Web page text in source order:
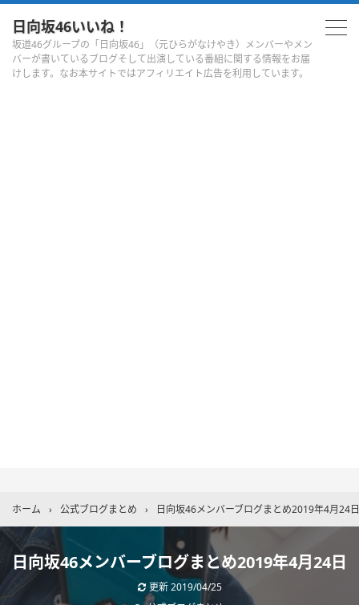
日向坂46いいね！
坂道46グループの「日向坂46」（元ひらがなけやき）メンバーやメン
バーが書いているブログそして出演している番組に関する情報をお届
けします。なお本サイトではアフィリエイト広告を利用しています。
ホーム › 公式ブログまとめ › 日向坂46メンバーブログまとめ2019年4月24日
日向坂46メンバーブログまとめ2019年4月24日
更新2019/04/25